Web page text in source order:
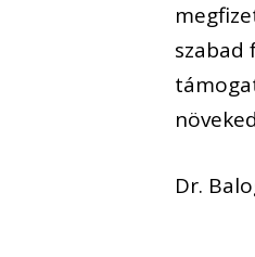
szabad
Dr.